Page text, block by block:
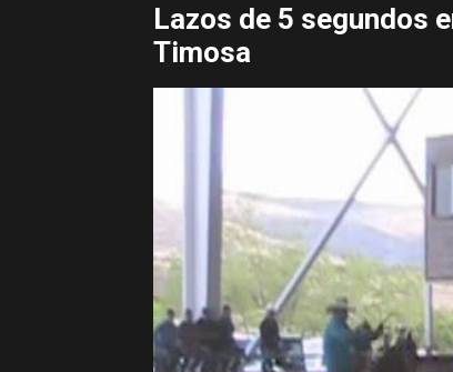
Lazos de 5 segundos
Timosa